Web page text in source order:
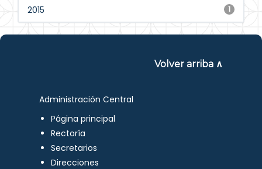
1
2015
Volver arriba ∧
Administración Central
Página principal
Rectoría
Secretarios
Direcciones